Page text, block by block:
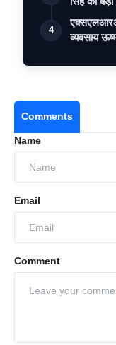
4
व्यवसाय
Comments
Name
Email
Comment